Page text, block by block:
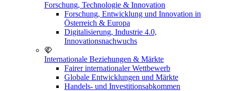
Forschung, Technologie & Innovation
Forschung, Entwicklung und Innovation in
Österreich & Europa
Digitalisierung, Industrie 4.0,
Innovationsnachwuchs
Internationale Beziehungen & Märkte
Fairer internationaler Wettbewerb
Globale Entwicklungen und Märkte
Handels- und Investitionsabkommen